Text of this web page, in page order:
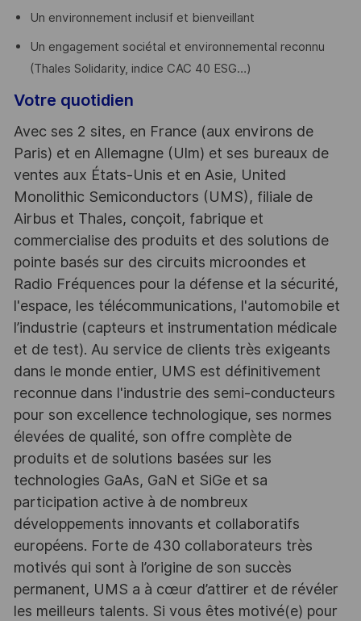
Un environnement inclusif et bienveillant
Un engagement sociétal et environnemental reconnu
(Thales Solidarity, indice CAC 40 ESG…)
Votre quotidien
Avec ses 2 sites, en France (aux environs de
Paris) et en Allemagne (Ulm) et ses bureaux de
ventes aux États-Unis et en Asie, United
Monolithic Semiconductors (UMS), filiale de
Airbus et Thales, conçoit, fabrique et
commercialise des produits et des solutions de
pointe basés sur des circuits microondes et
Radio Fréquences pour la défense et la sécurité,
l'espace, les télécommunications, l'automobile et
l’industrie (capteurs et instrumentation médicale
et de test). Au service de clients très exigeants
dans le monde entier, UMS est définitivement
reconnue dans l'industrie des semi-conducteurs
pour son excellence technologique, ses normes
élevées de qualité, son offre complète de
produits et de solutions basées sur les
technologies GaAs, GaN et SiGe et sa
participation active à de nombreux
développements innovants et collaboratifs
européens. Forte de 430 collaborateurs très
motivés qui sont à l’origine de son succès
permanent, UMS a à cœur d’attirer et de révéler
les meilleurs talents. Si vous êtes motivé(e) pour